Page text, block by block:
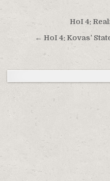
Навигация по
HoI 4:
← HoI 4: Kovas’